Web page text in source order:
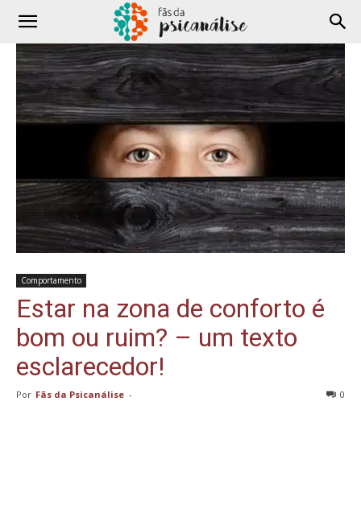
Comportamento
Estar na zona de conforto é
bom ou ruim? – um texto
esclarecedor!
Por Fãs da Psicanálise - 0